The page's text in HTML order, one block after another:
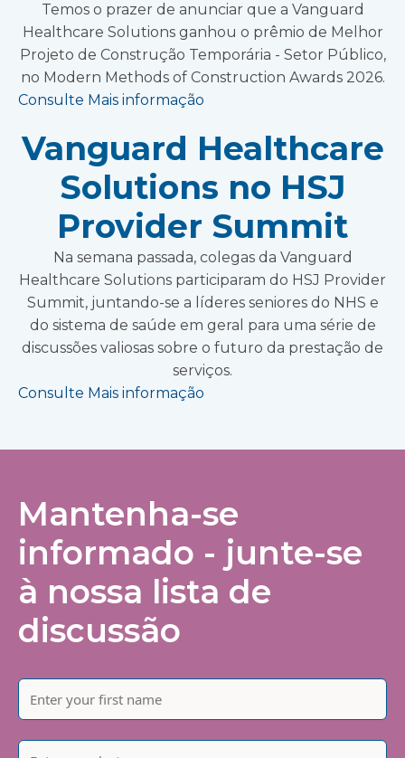
Temos o prazer de anunciar que a Vanguard
Healthcare Solutions ganhou o prêmio de Melhor
Projeto de Construção Temporária - Setor Público,
no Modern Methods of Construction Awards 2026.
Consulte Mais informação
Vanguard Healthcare
Solutions no HSJ
Provider Summit
Na semana passada, colegas da Vanguard
Healthcare Solutions participaram do HSJ Provider
Summit, juntando-se a líderes seniores do NHS e
do sistema de saúde em geral para uma série de
discussões valiosas sobre o futuro da prestação de
serviços.
Consulte Mais informação
Mantenha-se
informado - junte-se
à nossa lista de
discussão